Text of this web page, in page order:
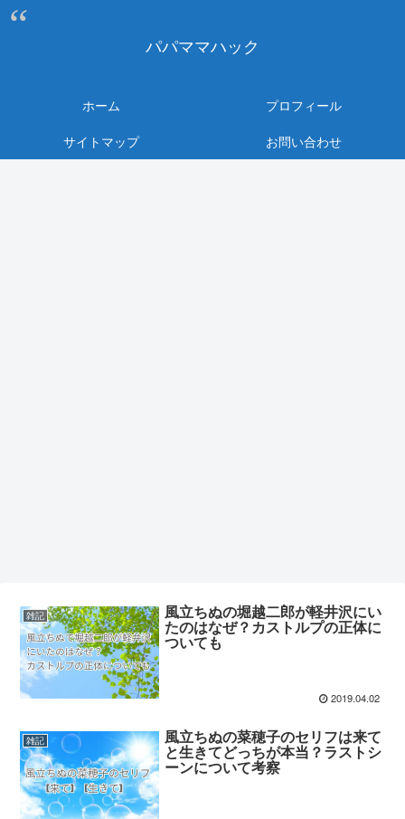
パパママハック
ホーム
プロフィール
サイトマップ
お問い合わせ
雑記 風立ちぬの堀越二郎が軽井沢にい
たのはなぜ？カストルプの正体に
ついても
2019.04.02
雑記 風立ちぬの菜穂子のセリフは来て
と生きてどっちが本当？ラストシ
ーンについて考察